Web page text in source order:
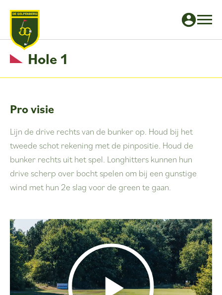
Hole 1
Pro visie
Lijn de drive rechts van de bunker op. Houd bij het
tweede schot rekening met de pinpositie. Houd de
bunker rechts uit het spel. Longhitters kunnen hun
drive scherp over bocht spelen om bij een gunstige
wind met hun 2e slag voor de green te gaan.